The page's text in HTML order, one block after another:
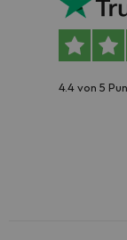
4.4 von 5